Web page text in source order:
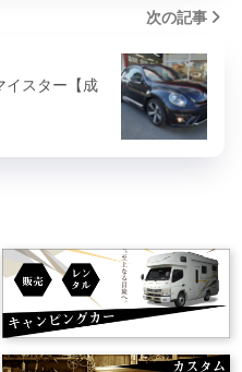
次の記事
スター【成